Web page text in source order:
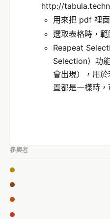
http://
用來把 pdf 裡
選取表格時，範
Reapeat
Selection）功
會出現），用
置都是一樣時
參與者